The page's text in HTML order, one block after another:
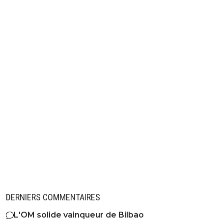
DERNIERS COMMENTAIRES
L'OM solide vainqueur de Bilbao